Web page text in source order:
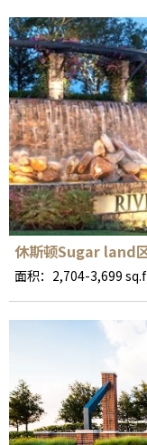
休斯顿Sugar land
面积：2,704-3,699